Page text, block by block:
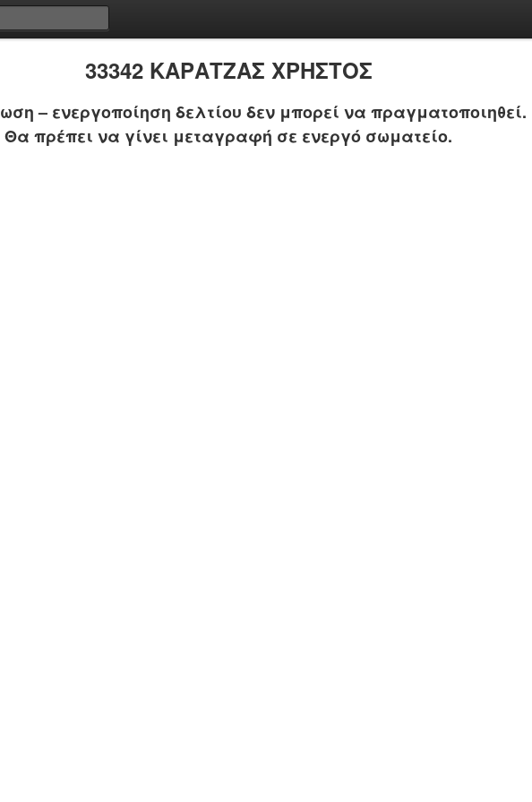
33342 ΚΑΡΑΤΖΑΣ ΧΡΗΣΤΟΣ
– ενεργοποίηση δελτίου δεν μπορεί να πραγματοποιηθεί.
Θα πρέπει να γίνει μεταγραφή σε ενεργό σωματείο.